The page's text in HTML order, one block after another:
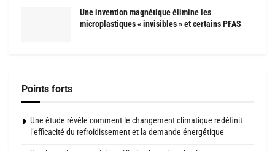
Une invention magnétique élimine les
microplastiques « invisibles » et certains PFAS
Points forts
Une étude révèle comment le changement climatique redéfinit
l’efficacité du refroidissement et la demande énergétique